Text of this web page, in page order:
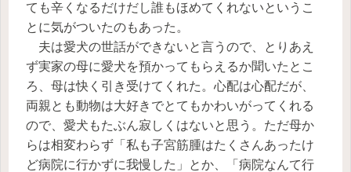
ても辛くなるだけだし誰もほめてくれないというこ
とに気がついたのもあった。
夫は愛犬の世話ができないと言うので、とりあえ
ず実家の母に愛犬を預かってもらえるか聞いたとこ
ろ、母は快く引き受けてくれた。心配は心配だが、
両親とも動物は大好きでとてもかわいがってくれる
ので、愛犬もたぶん寂しくはないと思う。ただ母か
らは相変わらず「私も子宮筋腫はたくさんあったけ
ど病院に行かずに我慢した」とか、「病院なんて行